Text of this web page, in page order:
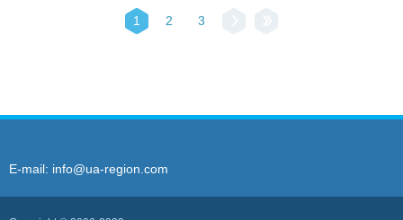
1 2 3
E-mail: info@ua-region.com